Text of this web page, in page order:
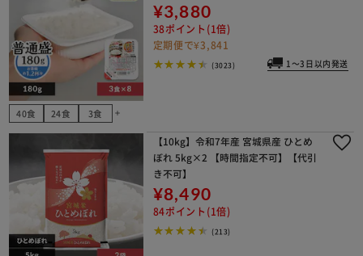
40食 24食 3食 add
¥3,880
38ポイント(1倍)
定期便で¥3,841
(3023) 1～3日以内発送
【10kg】令和7年産 宮城県産 ひとめ
ぼれ 5kg×2 【時間指定不可】【代引
き不可】
¥8,490
84ポイント(1倍)
(213)